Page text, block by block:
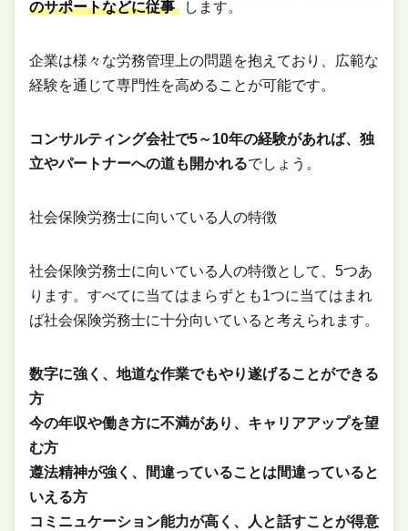
のサポートなどに従事
します。
企業は様々な労務管理上の問題を抱えており、広範な
経験を通じて専門性を高めることが可能です。
コンサルティング会社で5～10年の経験があれば、独
立やパートナーへの道も開かれるでしょう。
社会保険労務士に向いている人の特徴
社会保険労務士に向いている人の特徴として、5つあ
ります。すべてに当てはまらずとも1つに当てはまれ
ば社会保険労務士に十分向いていると考えられます。
数字に強く、地道な作業でもやり遂げることができる
方
今の年収や働き方に不満があり、キャリアアップを望
む方
遵法精神が強く、間違っていることは間違っていると
いえる方
コミニュケーション能力が高く、人と話すことが得意